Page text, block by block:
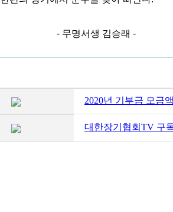
- 무명서생 김승래 -
2020년 기부금 모금
대한장기협회TV 구